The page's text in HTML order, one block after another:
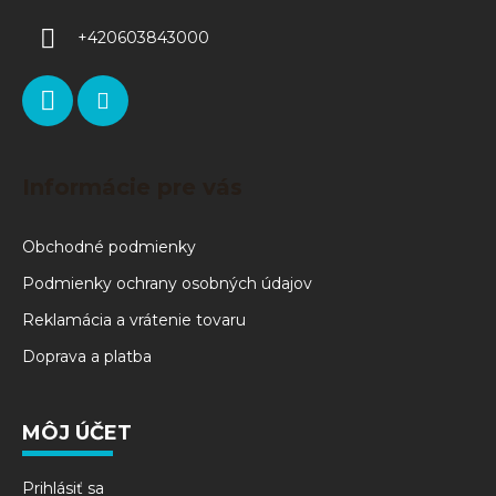
+420603843000
Obchodné podmienky
Podmienky ochrany osobných údajov
Reklamácia a vrátenie tovaru
Doprava a platba
MÔJ ÚČET
Prihlásiť sa